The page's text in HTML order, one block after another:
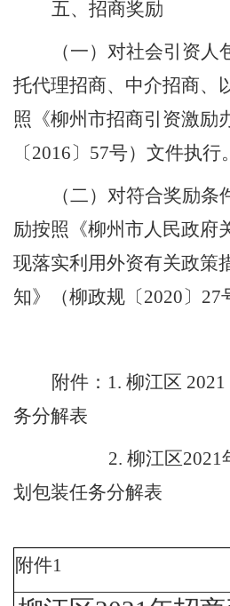
五、招商奖励
（一） 对社会引资人
托代理招商、中介招商、
照《柳州市招商引资激励
〔2016〕 57号）文件执行。
（二） 对符合奖励条
励按照《柳州市人民政府
现落实利用外资有关政策
知》（柳政规〔2020〕 27
附件： 1. 柳江区 2021
务分解表
2. 柳江区2021
划包装任务分解表
附件1